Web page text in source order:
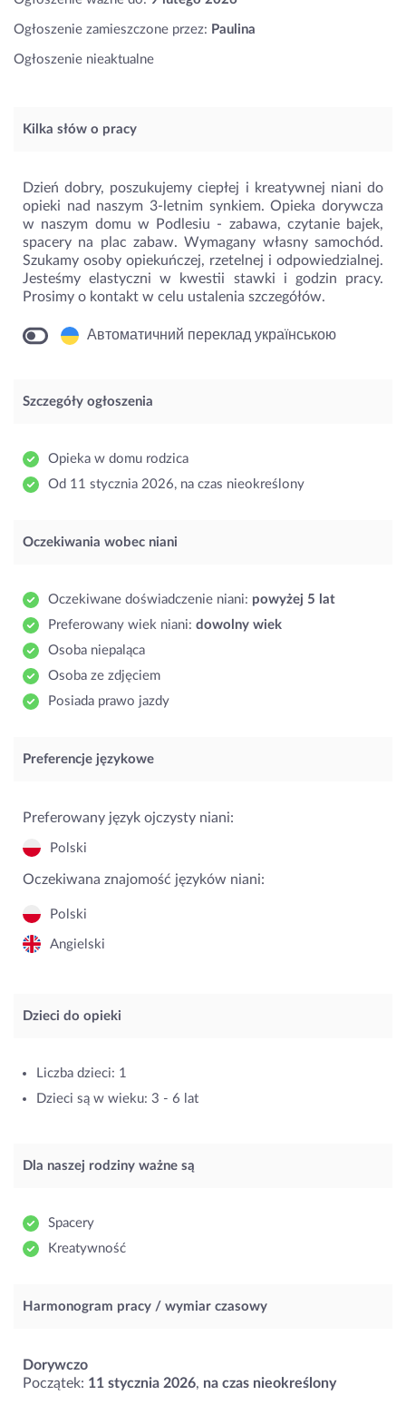
Ogłoszenie zamieszczone przez: Paulina
Ogłoszenie nieaktualne
Kilka słów o pracy
Dzień dobry, poszukujemy ciepłej i kreatywnej niani do
opieki nad naszym 3-letnim synkiem. Opieka dorywcza
w naszym domu w Podlesiu - zabawa, czytanie bajek,
spacery na plac zabaw. Wymagany własny samochód.
Szukamy osoby opiekuńczej, rzetelnej i odpowiedzialnej.
Jesteśmy elastyczni w kwestii stawki i godzin pracy.
Prosimy o kontakt w celu ustalenia szczegółów.
Автоматичний переклад українською
Szczegóły ogłoszenia
Opieka w domu rodzica
Od 11 stycznia 2026, na czas nieokreślony
Oczekiwania wobec niani
Oczekiwane doświadczenie niani: powyżej 5 lat
Preferowany wiek niani: dowolny wiek
Osoba niepaląca
Osoba ze zdjęciem
Posiada prawo jazdy
Preferencje językowe
Preferowany język ojczysty niani:
Polski
Oczekiwana znajomość języków niani:
Polski
Angielski
Dzieci do opieki
Liczba dzieci: 1
Dzieci są w wieku: 3 - 6 lat
Dla naszej rodziny ważne są
Spacery
Kreatywność
Harmonogram pracy / wymiar czasowy
Dorywczo
Początek: 11 stycznia 2026, na czas nieokreślony